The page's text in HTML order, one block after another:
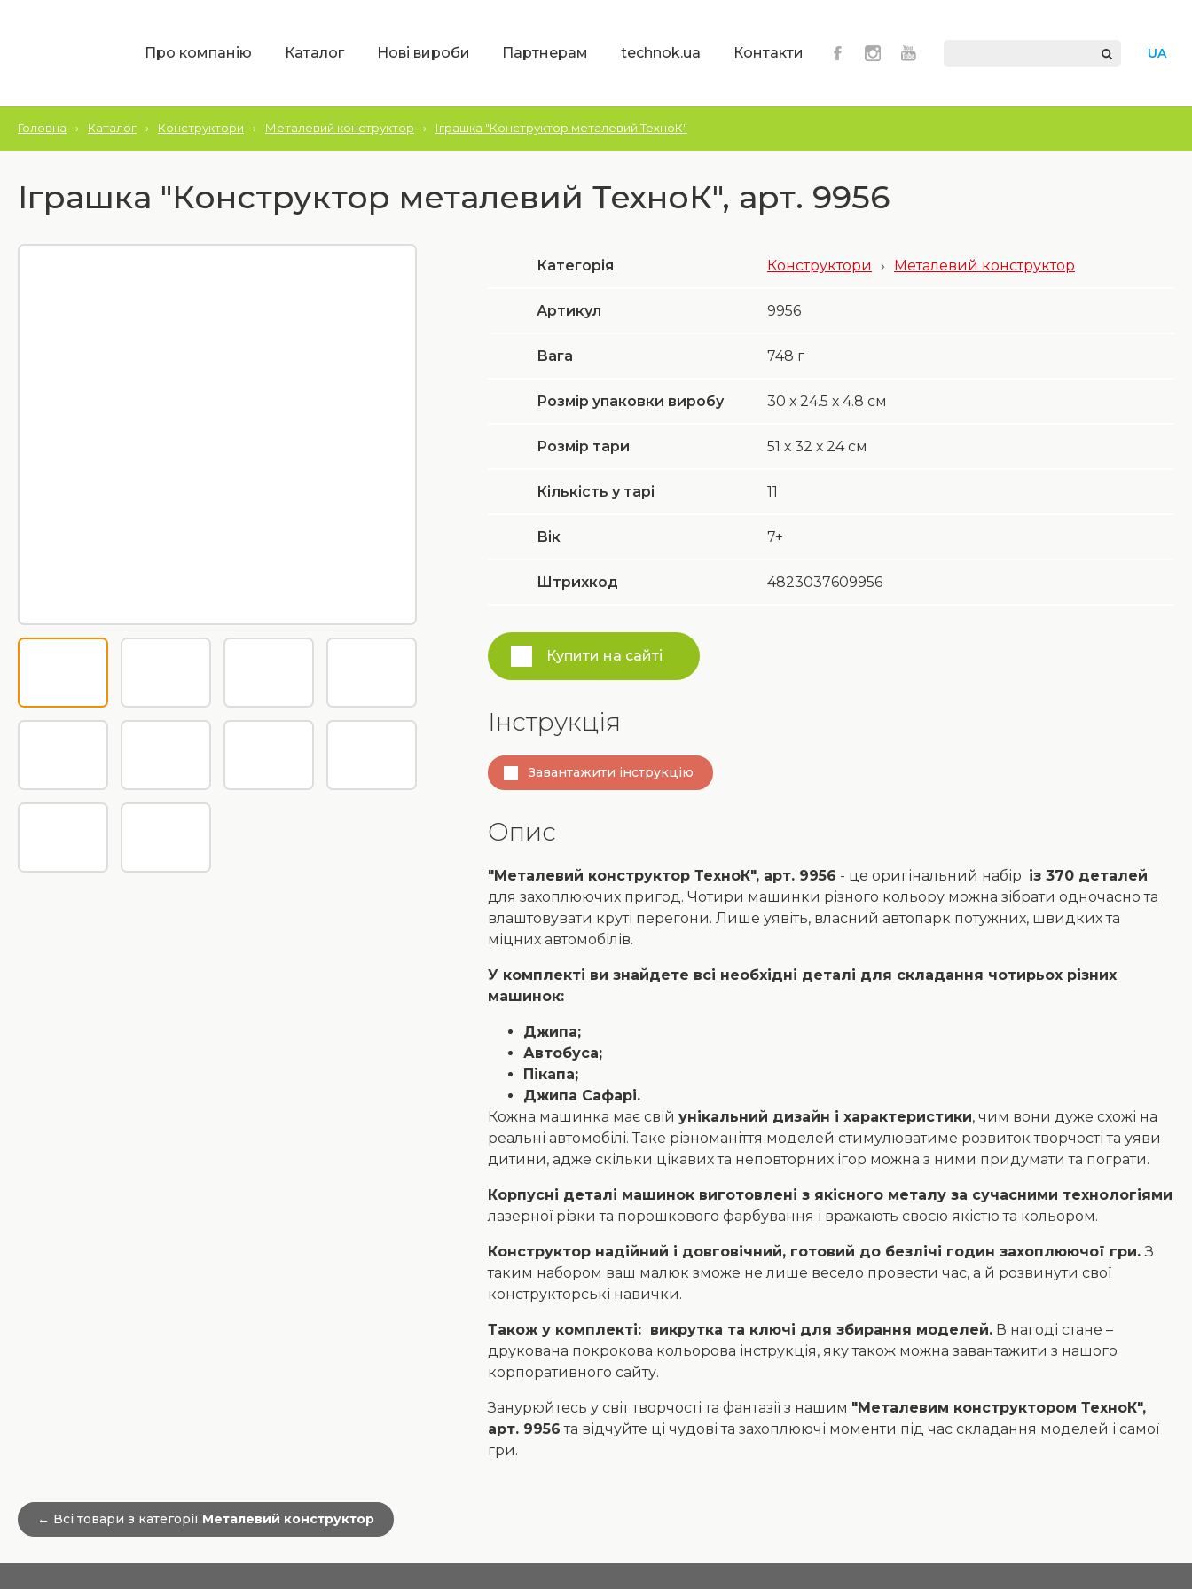
UA
Про компанію Каталог Нові вироби Партнерам technok.ua Контакти
Головна › Каталог › Конструктори › Металевий конструктор › Іграшка "Конструктор металевий ТехноК"
Іграшка "Конструктор металевий ТехноК", арт. 9956
Категорія Конструктори › Металевий конструктор
Артикул 9956
Вага 748 г
Розмір упаковки виробу 30 х 24.5 х 4.8 см
Розмір тари 51 х 32 х 24 см
Кількість у тарі 11
Вік 7+
Штрихкод 4823037609956
Купити на сайті
Інструкція
Завантажити інструкцію
Опис
"Металевий конструктор ТехноК", арт. 9956 - це оригінальний набір із 370 деталей
для захоплюючих пригод. Чотири машинки різного кольору можна зібрати одночасно та
влаштовувати круті перегони. Лише уявіть, власний автопарк потужних, швидких та
міцних автомобілів.
У комплекті ви знайдете всі необхідні деталі для складання чотирьох різних
машинок:
Джипа;
Автобуса;
Пікапа;
Джипа Сафарі.
Кожна машинка має свій унікальний дизайн і характеристики, чим вони дуже схожі на
реальні автомобілі. Таке різноманіття моделей стимулюватиме розвиток творчості та уяви
дитини, адже скільки цікавих та неповторних ігор можна з ними придумати та пограти.
Корпусні деталі машинок виготовлені з якісного металу за сучасними технологіями
лазерної різки та порошкового фарбування і вражають своєю якістю та кольором.
Конструктор надійний і довговічний, готовий до безлічі годин захоплюючої гри.З
таким набором ваш малюк зможе не лише весело провести час, а й розвинути свої
конструкторські навички.
Також у комплекті: викрутка та ключі для збирання моделей. В нагоді стане –
друкована покрокова кольорова інструкція, яку також можна завантажити з нашого
корпоративного сайту.
Занурюйтесь у світ творчості та фантазії з нашим "Металевим конструктором ТехноК",
арт. 9956 та відчуйте ці чудові та захоплюючі моменти під час складання моделей і самої
гри.
← Всі товари з категорії Металевий конструктор